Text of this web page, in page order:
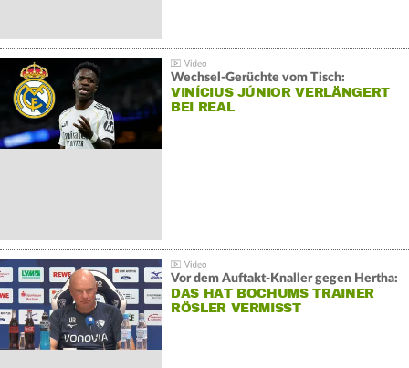
Wechsel-Gerüchte vom Tisch:
VINÍCIUS JÚNIOR VERLÄNGERT
BEI REAL
Vor dem Auftakt-Knaller gegen Hertha:
DAS HAT BOCHUMS TRAINER
RÖSLER VERMISST